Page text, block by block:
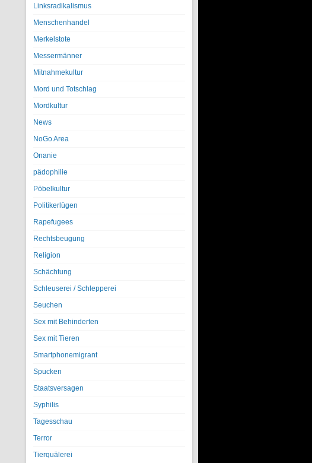
Linksradikalismus
Menschenhandel
Merkelstote
Messermänner
Mitnahmekultur
Mord und Totschlag
Mordkultur
News
NoGo Area
Onanie
pädophilie
Pöbelkultur
Politikerlügen
Rapefugees
Rechtsbeugung
Religion
Schächtung
Schleuserei / Schlepperei
Seuchen
Sex mit Behinderten
Sex mit Tieren
Smartphonemigrant
Spucken
Staatsversagen
Syphilis
Tagesschau
Terror
Tierquälerei